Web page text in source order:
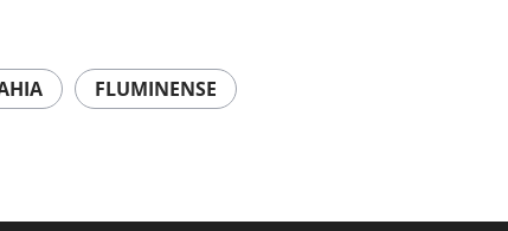
FLUMINENSE